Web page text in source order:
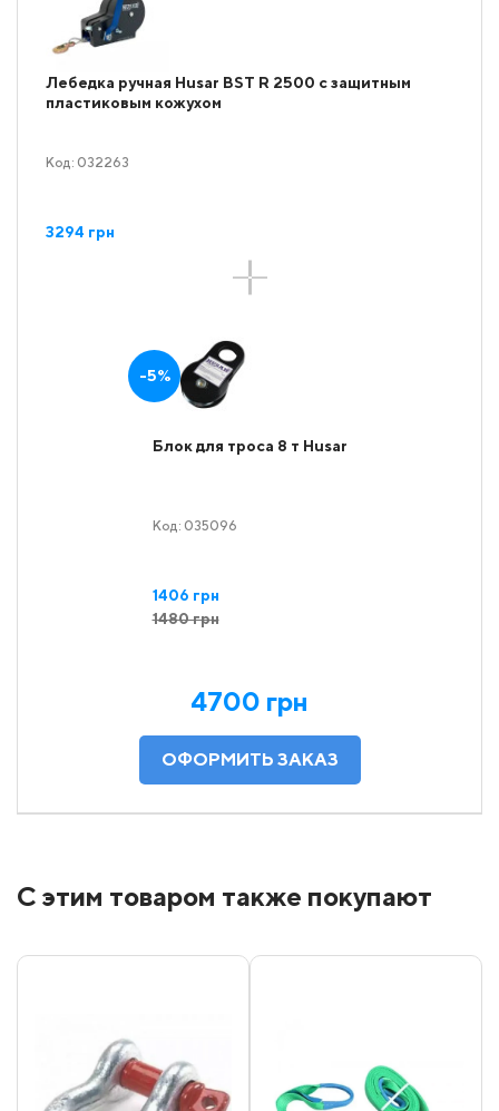
Лебедка ручная Husar BST R 2500 с защитным
пластиковым кожухом
Код: 032263
3294 грн
-5%
Блок для троса 8 т Husar
Код: 035096
1406 грн
1480 грн
4700 грн
С этим товаром также покупают